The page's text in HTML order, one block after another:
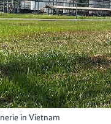
in Vietnam